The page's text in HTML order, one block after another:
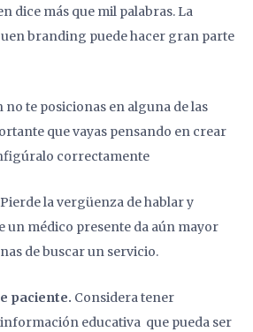
dice más que mil palabras. La
branding puede hacer gran parte
no te posicionas en alguna de las
que vayas pensando en crear
correctamente
Pierde la vergüenza de hablar y
un médico presente da aún mayor
de buscar un servicio.
paciente. Considera tener
educativa que pueda ser